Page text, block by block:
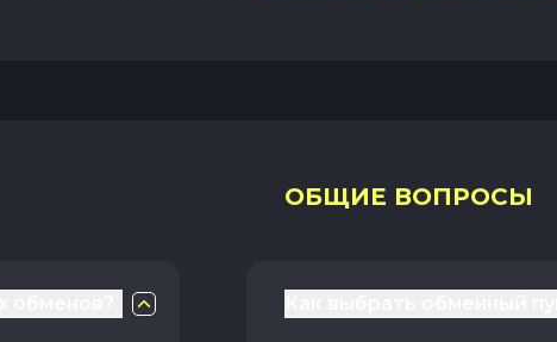
ОБЩИЕ ВОПРОСЫ